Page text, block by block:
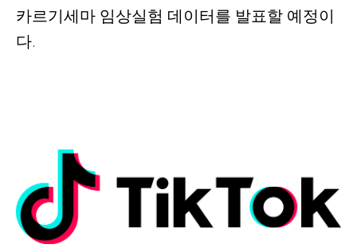
카르기세마 임상실험 데이터를 발표할 예정이
다.